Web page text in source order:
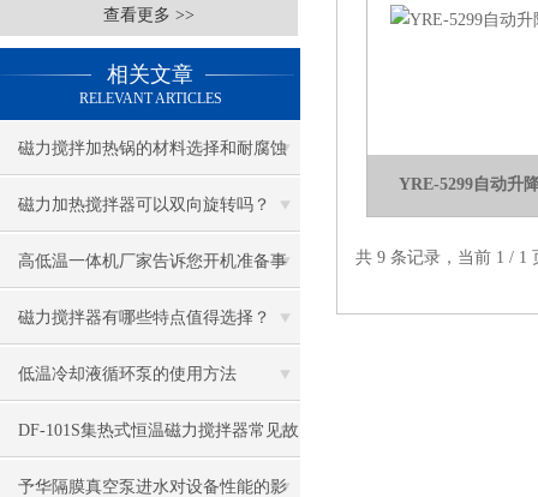
查看更多 >>
相关文章
RELEVANT ARTICLES
磁力搅拌加热锅的材料选择和耐腐蚀
性能如何？
磁力加热搅拌器可以双向旋转吗？
高低温一体机厂家告诉您开机准备事
项
磁力搅拌器有哪些特点值得选择？
低温冷却液循环泵的使用方法
DF-101S集热式恒温磁力搅拌器常见故
障与维修方法
予华隔膜真空泵进水对设备性能的影
YRE-5299自动升
共 9 条记录，当前 1 /